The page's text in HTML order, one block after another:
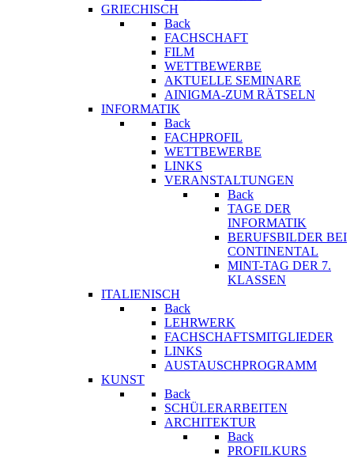
GRIECHISCH
Back
FACHSCHAFT
FILM
WETTBEWERBE
AKTUELLE SEMINARE
AINIGMA-ZUM RÄTSELN
INFORMATIK
Back
FACHPROFIL
WETTBEWERBE
LINKS
VERANSTALTUNGEN
Back
TAGE DER
INFORMATIK
BERUFSBILDER BEI
CONTINENTAL
MINT-TAG DER 7.
KLASSEN
ITALIENISCH
Back
LEHRWERK
FACHSCHAFTSMITGLIEDER
LINKS
AUSTAUSCHPROGRAMM
KUNST
Back
SCHÜLERARBEITEN
ARCHITEKTUR
Back
PROFILKURS